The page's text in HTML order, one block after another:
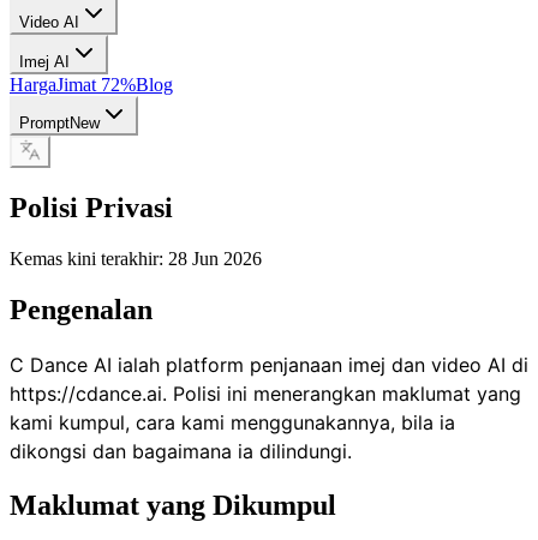
Video AI
Imej AI
HargaJimat 72%Blog
PromptNew
Polisi Privasi
Kemas kini terakhir: 28 Jun 2026
Pengenalan
C Dance AI ialah platform penjanaan imej dan video AI di
https://cdance.ai. Polisi ini menerangkan maklumat yang
kami kumpul, cara kami menggunakannya, bila ia
dikongsi dan bagaimana ia dilindungi.
Maklumat yang Dikumpul